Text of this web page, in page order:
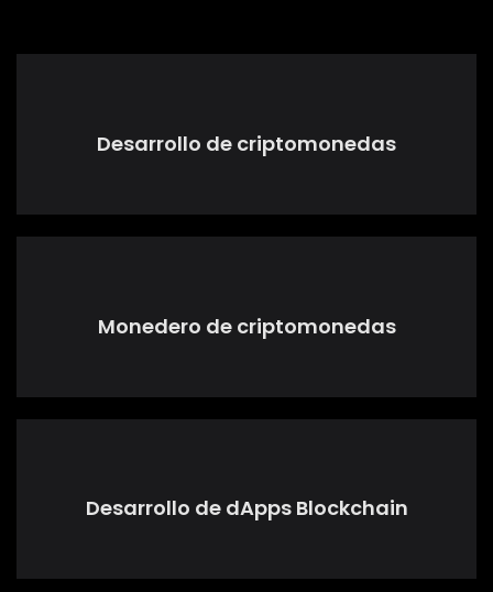
Desarrollo de criptomonedas
Monedero de criptomonedas
Desarrollo de dApps Blockchain